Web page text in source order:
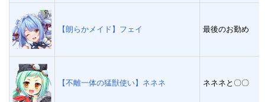
【朗らかメイド】フェイ 最後のお勤め
【不離一体の猛獣使い】ネネネ ネネネと〇〇